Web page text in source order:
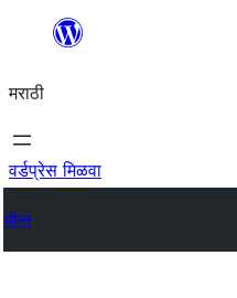
सामुग्रीवर
मराठी
वर्डप्रेस मिळवा
थीम्स